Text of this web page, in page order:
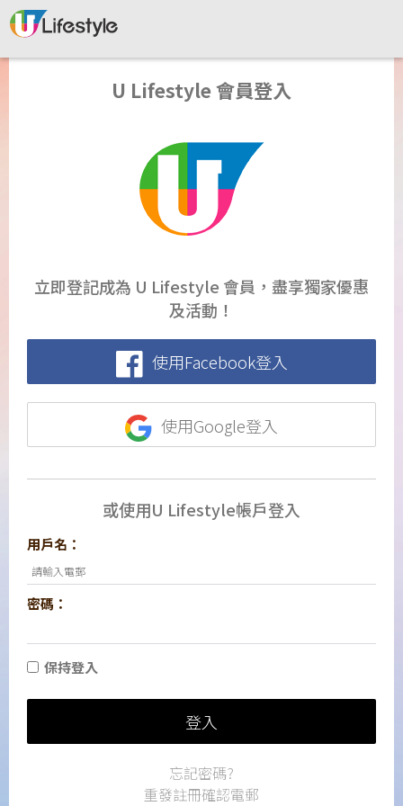
U Lifestyle 會員登入
立即登記成為 U Lifestyle 會員，盡享獨家優惠
及活動！
使用Facebook登入
使用Google登入
或使用U Lifestyle帳戶登入
用戶名：
密碼：
保持登入
登入
忘記密碼?
重發註冊確認電郵